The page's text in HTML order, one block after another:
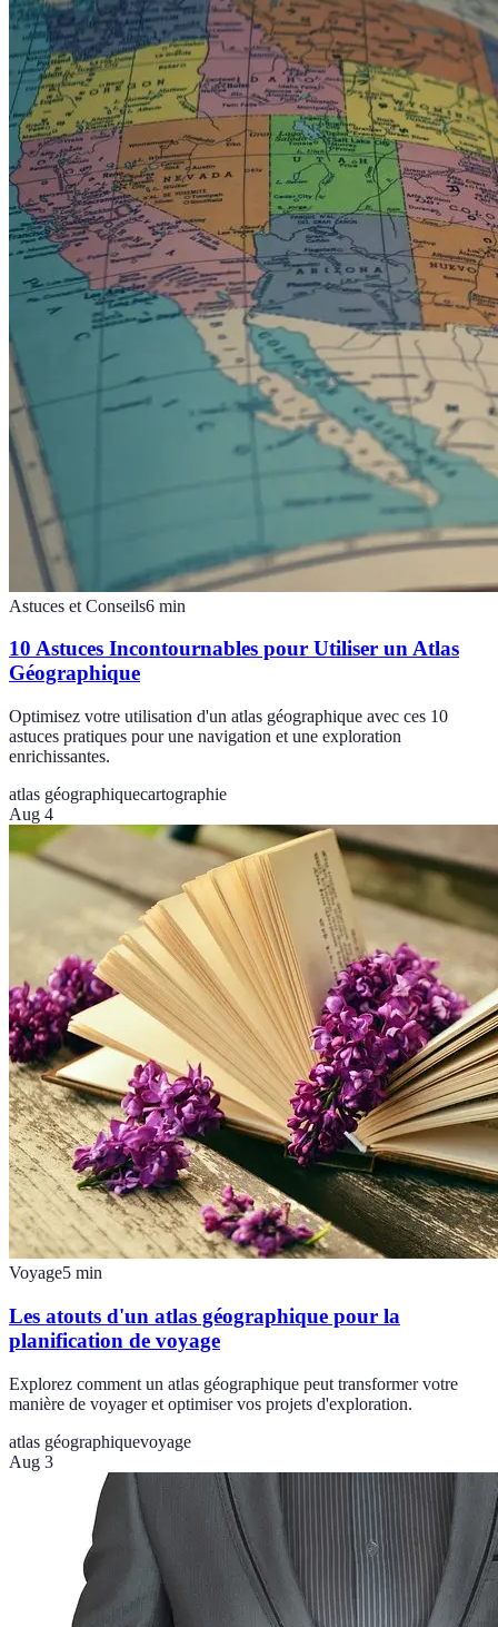
Astuces et Conseils6 min
10 Astuces Incontournables pour Utiliser un Atlas
Géographique
Optimisez votre utilisation d'un atlas géographique avec ces 10
astuces pratiques pour une navigation et une exploration
enrichissantes.
atlas géographiquecartographie
Aug 4
Voyage5 min
Les atouts d'un atlas géographique pour la
planification de voyage
Explorez comment un atlas géographique peut transformer votre
manière de voyager et optimiser vos projets d'exploration.
atlas géographiquevoyage
Aug 3